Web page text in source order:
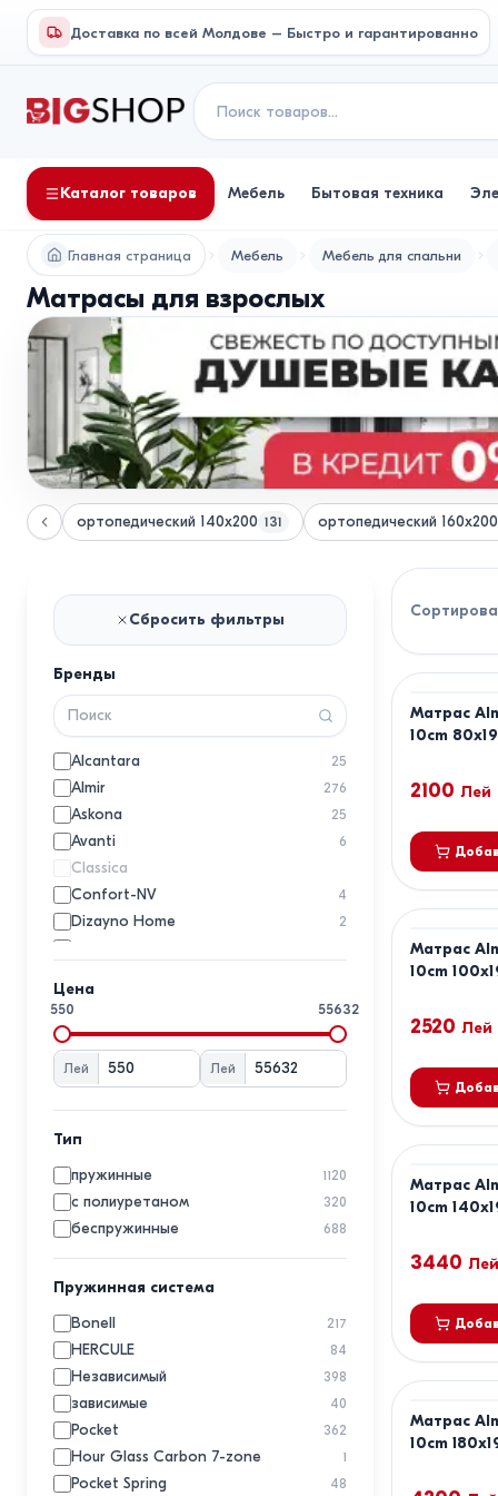
Доставка по всей Молдове – Быстро и гарантированно
Каталог товаров Мебель Бытовая техника
Главная страница Мебель Мебель для спальни
Матрасы для взрослых
ортопедический 140х200 131 ортопедический 160х200
Сбросить фильтры
Бренды
Alcantara 25
Almir 276
Askona 25
Avanti 6
Classica
Confort-NV
4
Dizayno Home 2
EMM 18
Eucalyptus
Evmoda
3
Forliva 1
Geladi 39
Grether&Wells
ML Mobila
MobiCasa
MyKids
Queens
Salt Confort 246
Savor 8
Somnart 35
TIARA 1
Trendy 86
US.Sleeping
Viitorul
2
Цена
550 55632
Лей Лей
Тип
пружинные
1120
с полиуретаном 320
беспружинные 688
Пружинная система
Bonell
217
HERCULE 84
Независимый 398
зависимые 40
Pocket 362
Hour Glass Carbon 7-zone 1
Pocket Spring 48
Матрас
10cm
2100 Лей
Матрас
10cm
2520 Лей
Матрас
10cm
3440 Лей
Матрас
10cm